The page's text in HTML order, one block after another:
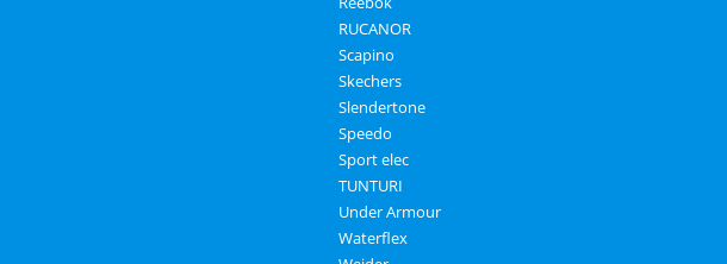
RUCANOR
Scapino
Skechers
Slendertone
Speedo
Sport elec
TUNTURI
Under Armour
Waterflex